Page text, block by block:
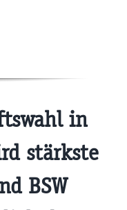
in
stärkste
BSW